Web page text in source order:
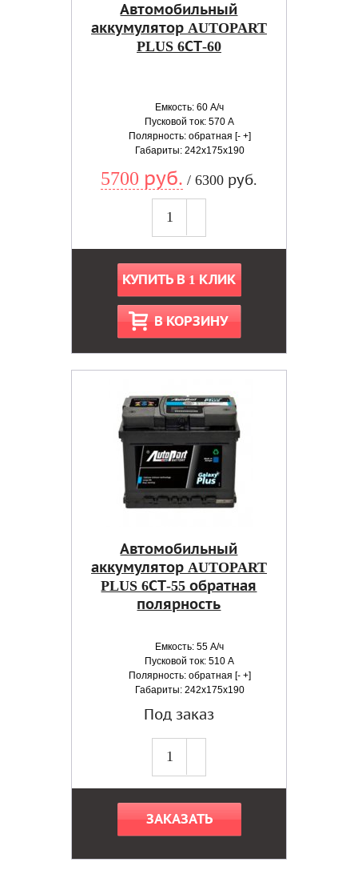
Автомобильный
аккумулятор AUTOPART
PLUS 6СТ-60
Емкость: 60 А/ч
Пусковой ток: 570 А
Полярность: обратная [- +]
Габариты: 242x175x190
5700 руб. / 6300 руб.
КУПИТЬ В 1 КЛИК
В КОРЗИНУ
Автомобильный
аккумулятор AUTOPART
PLUS 6СТ-55 обратная
полярность
Емкость: 55 А/ч
Пусковой ток: 510 А
Полярность: обратная [- +]
Габариты: 242x175x190
Под заказ
ЗАКАЗАТЬ